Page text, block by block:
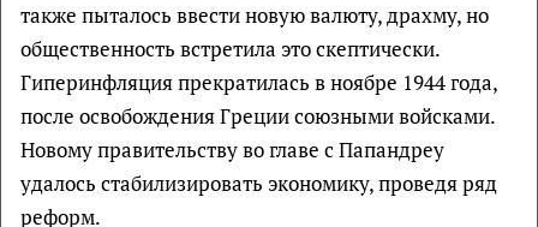
также пыталось ввести новую валюту, драхму, но
общественность встретила это скептически.
Гиперинфляция прекратилась в ноябре 1944 года,
после освобождения Греции союзными войсками.
Новому правительству во главе с Папандреу
удалось стабилизировать экономику, проведя ряд
реформ.